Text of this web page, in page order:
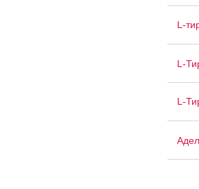
L-
L-
L-